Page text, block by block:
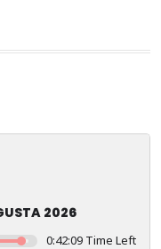
2026
0:42:09 Time Left